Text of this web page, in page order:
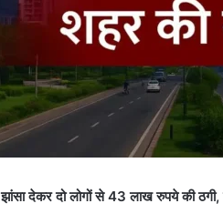
देकर दो लोगों से 43 लाख रुपये की ठगी,